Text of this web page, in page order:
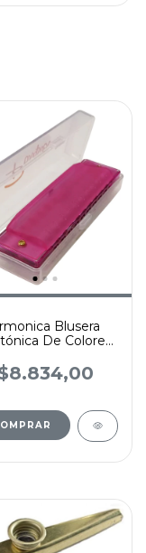
Blusera
De Colores
Parquer